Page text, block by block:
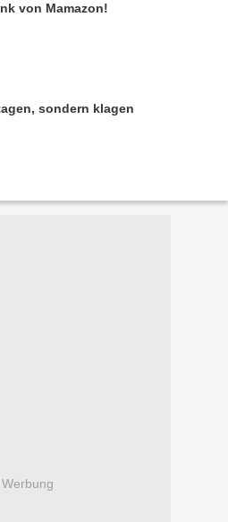
von Mamazon!
sondern klagen
Werbung